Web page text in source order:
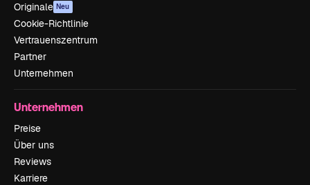
Originale Neu
Cookie-Richtlinie
Vertrauenszentrum
Partner
Unternehmen
Unternehmen
Preise
Über uns
Reviews
Karriere